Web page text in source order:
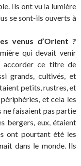
Ils ont vu la lumière
se sont-ils ouverts à
venus d’Orient ?
qui devait venir
accorder ce titre de
grands, cultivés, et
petits, rustres, et
et cela les
ne faisaient pas partie
bergers, eux, étaient
ont pourtant été les
dans le monde. Ils